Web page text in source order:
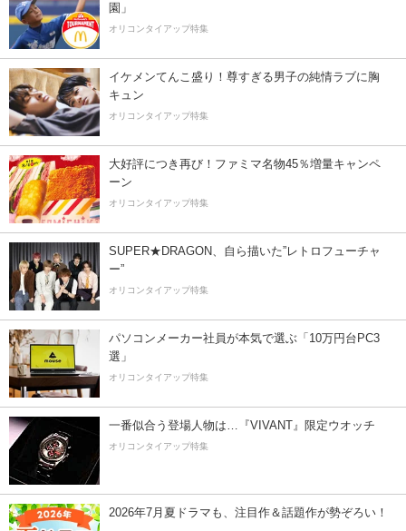
園」
オリコンタイアップ特集
イケメンてんこ盛り！尊すぎる男子の純情ラブに胸
キュン
オリコンタイアップ特集
大好評につき再び！ファミマ名物45％増量キャンペ
ーン
オリコンタイアップ特集
SUPER★DRAGON、自ら描いた”レトロフューチャ
ー”
オリコンタイアップ特集
パソコンメーカー社員が本気で選ぶ「10万円台PC3
選」
オリコンタイアップ特集
一番似合う登場人物は…『VIVANT』限定ウオッチ
オリコンタイアップ特集
2026年7月夏ドラマも、注目作＆話題作が勢ぞろい！